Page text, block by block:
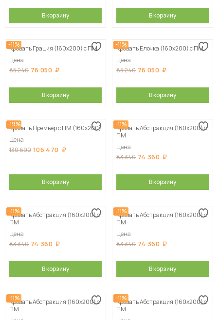
В корзину В корзину
-11%
Кровать Грация (160х200) с ПМ
Цена
85 240 76 050
В корзину
-11%
Кровать Елочка (160х200) с ПМ
Цена
85 240 76 050
В корзину
-19%
Кровать Премьер с ПМ (160х200)
Цена
130 690 106 470
В корзину
-11%
Кровать Абстракция (160х200) с
ПМ
Цена
83 340 74 360
В корзину
-11%
Кровать Абстракция (160х200) с
ПМ
Цена
83 340 74 360
В корзину
-11%
Кровать Абстракция (160х200) с
ПМ
Цена
83 340 74 360
В корзину
-11%
Кровать Абстракция (160х200) с
ПМ
-11%
Кровать Абстракция (160х200) с
ПМ